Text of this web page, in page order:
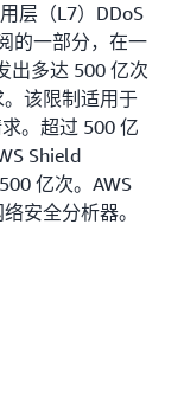
层（L7）DDoS
的一部分，在一
出多达 500 亿次
。该限制适用于
。超过 500 亿
Shield
亿次。AWS
安全分析器。